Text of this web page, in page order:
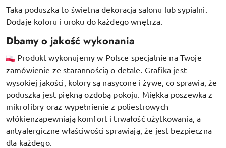
Taka poduszka to świetna dekoracja salonu lub sypialni.
Dodaje koloru i uroku do każdego wnętrza.
Dbamy o jakość wykonania
Produkt wykonujemy w Polsce specjalnie na Twoje
zamówienie ze starannością o detale. Grafika jest
wysokiej jakości, kolory są nasycone i żywe, co sprawia, że
poduszka jest piękną ozdobą pokoju. Miękka poszewka z
mikrofibry oraz wypełnienie z poliestrowych
włókienzapewniają komfort i trwałość użytkowania, a
antyalergiczne właściwości sprawiają, że jest bezpieczna
dla każdego.